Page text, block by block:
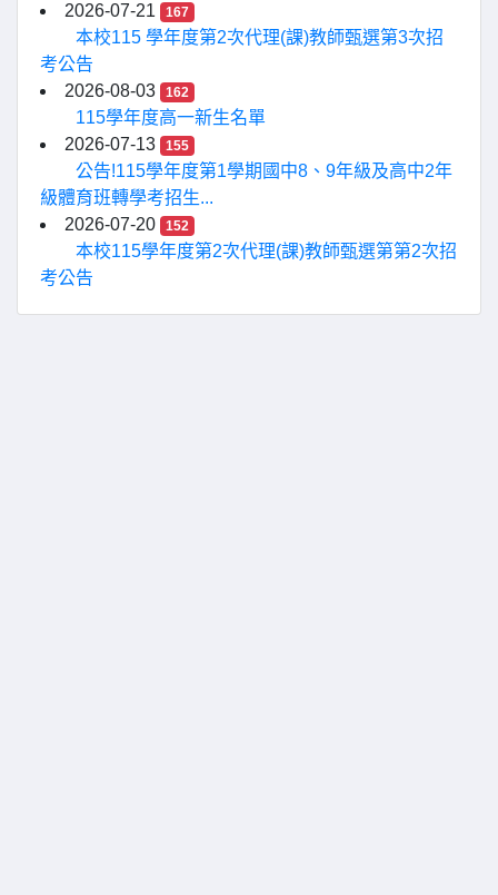
2026-07-21
167
本校115 學年度第2次代理(課)教師甄選第3次招
考公告
2026-08-03
162
115學年度高一新生名單
2026-07-13
155
公告!115學年度第1學期國中8、9年級及高中2年
級體育班轉學考招生...
2026-07-20
152
本校115學年度第2次代理(課)教師甄選第第2次招
考公告